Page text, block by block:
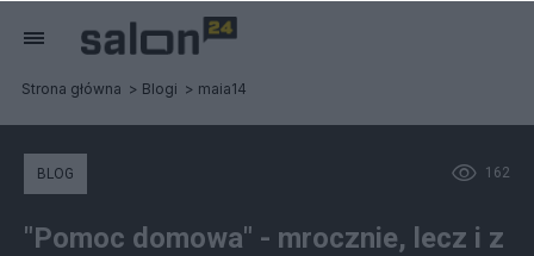
Strona główna Blogi maia14
162
BLOG
"Pomoc domowa" - mrocznie, lecz i z